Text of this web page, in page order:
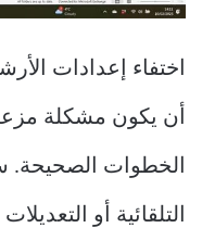
أن يكون مشكلة
الخطوات الصحيحة.
التلقائية أو